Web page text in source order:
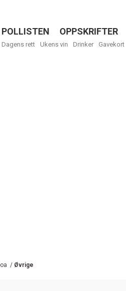
Menu
POLLISTEN OPPSKRIFTER
Dagens rett Ukens vin Drinker Gavekort
/ Øvrige